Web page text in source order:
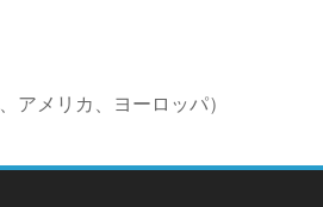
メリカ、ヨーロッパ）